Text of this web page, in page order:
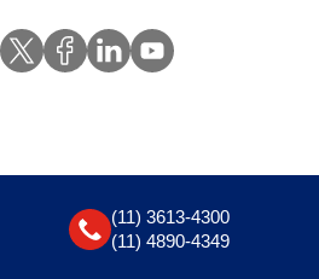
(11) 3613-4300
(11) 4890-4349